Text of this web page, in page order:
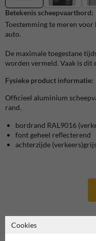
Betekenis scheepvaartbord:
Toestemming te meren voor
auto.
De maximale toegestane
worden vermeld. Vaak is dit
Fysieke product informatie:
Officieel aluminium
rand.
bordrand RAL9016
font geheel reflecterend
achterzijde
Cookies